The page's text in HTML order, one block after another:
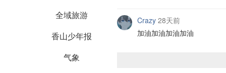
全域旅游
香山少年报
气象
Crazy 28天前
加油加油加油加油